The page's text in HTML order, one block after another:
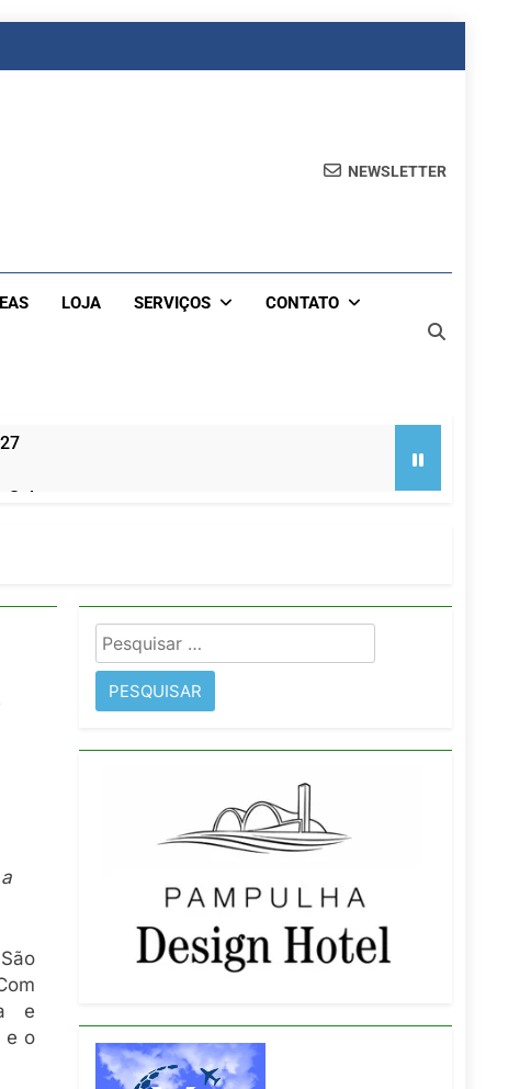
NEWSLETTER
LOJA SERVIÇOS CONTATO
Sul
do Wyndham São Paulo Ibirapuera
e
e o
Pesquisar
por: